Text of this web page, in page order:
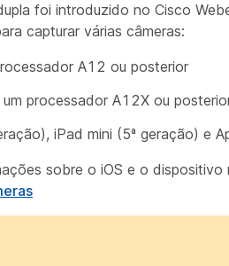
foi introduzido no Cisco
capturar várias câmeras:
A12 ou posterior
processador A12X ou
iPad mini (5ª geração) e
sobre o iOS e o